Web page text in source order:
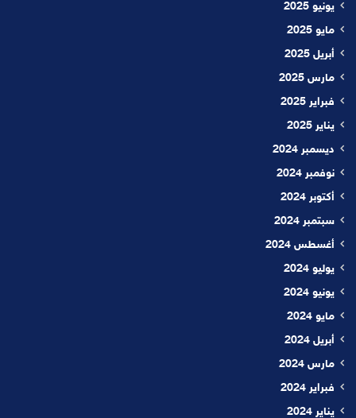
يونيو 2025
مايو 2025
أبريل 2025
مارس 2025
فبراير 2025
يناير 2025
ديسمبر 2024
نوفمبر 2024
أكتوبر 2024
سبتمبر 2024
أغسطس 2024
يوليو 2024
يونيو 2024
مايو 2024
أبريل 2024
مارس 2024
فبراير 2024
يناير 2024